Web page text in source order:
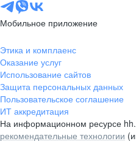
Мобильное приложение
Этика и комплаенс
Оказание услуг
Использование сайтов
Защита персональных данных
Пользовательское соглашение
ИТ аккредитация
На информационном ресурсе
рекомендательные технологии